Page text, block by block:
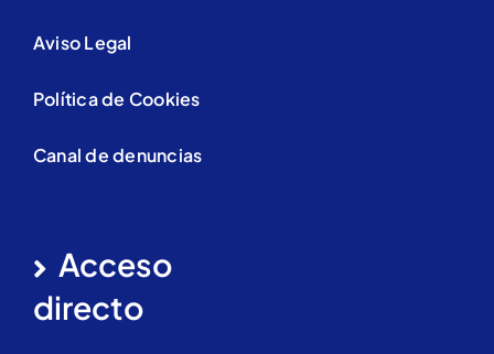
Aviso Legal
Política de Cookies
Canal de denuncias
Acceso
directo